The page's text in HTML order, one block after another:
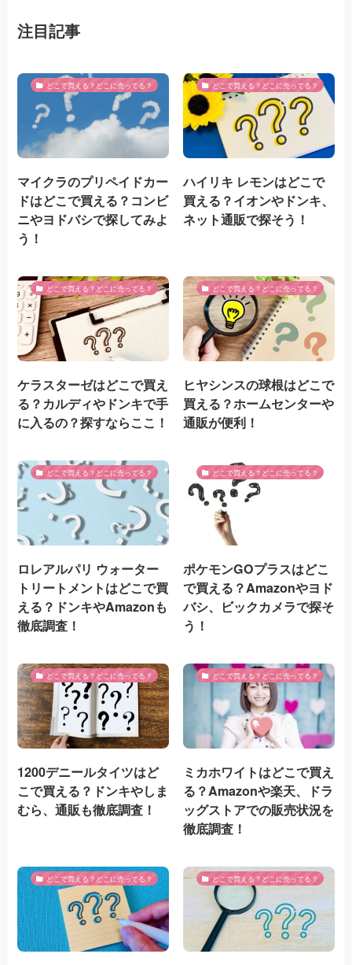
注目記事
どこで買える？どこに売ってる？
マイクラのプリペイドカー
ドはどこで買える？コンビ
ニやヨドバシで探してみよ
う！
どこで買える？どこに売ってる？
ハイリキ レモンはどこで
買える？イオンやドンキ、
ネット通販で探そう！
どこで買える？どこに売ってる？
ケラスターゼはどこで買え
る？カルディやドンキで手
に入るの？探すならここ！
どこで買える？どこに売ってる？
ヒヤシンスの球根はどこで
買える？ホームセンターや
通販が便利！
どこで買える？どこに売ってる？
ロレアルパリ ウォーター
トリートメントはどこで買
える？ドンキやAmazonも
徹底調査！
どこで買える？どこに売ってる？
ポケモンGOプラスはどこ
で買える？Amazonやヨド
バシ、ビックカメラで探そ
う！
どこで買える？どこに売ってる？
1200デニールタイツはど
こで買える？ドンキやしま
むら、通販も徹底調査！
どこで買える？どこに売ってる？
ミカホワイトはどこで買え
る？Amazonや楽天、ドラ
ッグストアでの販売状況を
徹底調査！
どこで買える？どこに売ってる？ どこで買える？どこに売ってる？